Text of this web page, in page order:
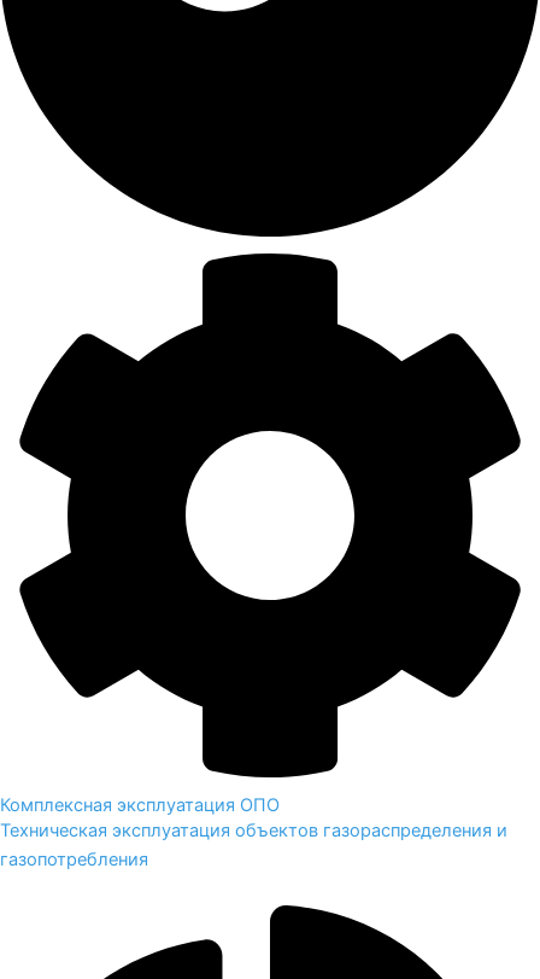
Комплексная эксплуатация ОПО
Техническая эксплуатация объектов газораспределения и
газопотребления